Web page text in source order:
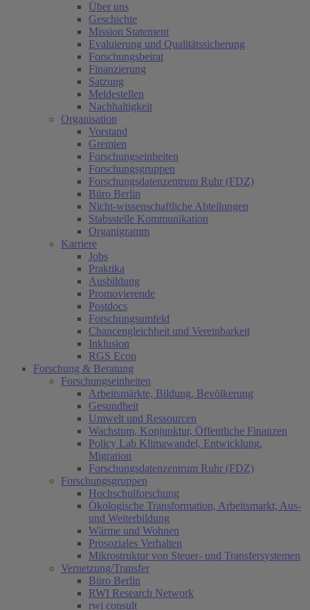
Über uns
Geschichte
Mission Statement
Evaluierung und Qualitätssicherung
Forschungsbeirat
Finanzierung
Satzung
Meldestellen
Nachhaltigkeit
Organisation
Vorstand
Gremien
Forschungseinheiten
Forschungsgruppen
Forschungsdatenzentrum Ruhr (FDZ)
Büro Berlin
Nicht-wissenschaftliche Abteilungen
Stabsstelle Kommunikation
Organigramm
Karriere
Jobs
Praktika
Ausbildung
Promovierende
Postdocs
Forschungsumfeld
Chancengleichheit und Vereinbarkeit
Inklusion
RGS Econ
Forschung & Beratung
Forschungseinheiten
Arbeitsmärkte, Bildung, Bevölkerung
Gesundheit
Umwelt und Ressourcen
Wachstum, Konjunktur, Öffentliche Finanzen
Policy Lab Klimawandel, Entwicklung,
Migration
Forschungsdatenzentrum Ruhr (FDZ)
Forschungsgruppen
Hochschulforschung
Ökologische Transformation, Arbeitsmarkt, Aus-
und Weiterbildung
Wärme und Wohnen
Prosoziales Verhalten
Mikrostruktur von Steuer- und Transfersystemen
Vernetzung/Transfer
Büro Berlin
RWI Research Network
rwi consult